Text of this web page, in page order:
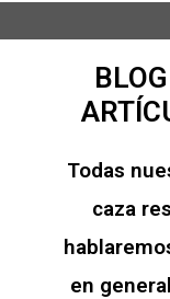
Todas
caza
en